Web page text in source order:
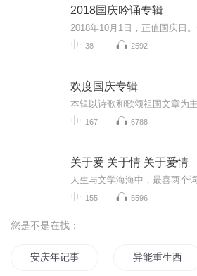
2018国庆吟诵专辑
38 2592
欢度国庆专辑
167 6788
关于爱 关于情 关于爱情
155 5596
您是不是在找：
安庆年记事 异能重生西门庆